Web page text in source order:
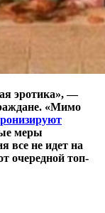
эротика», —
«Мимо
меры
все не идет на
очередной топ-